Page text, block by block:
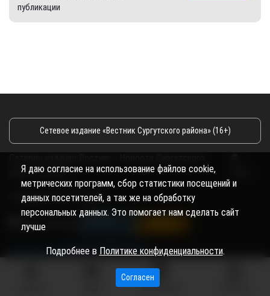
публикации
Сетевое издание «Вестник Сургутского района» (16+)
района и Югры
Copyright © 2018- 2026
МЫ НА КАРТЕ
Я даю согласие на использование файлов cookie,
метрических программ, сбор статистики посещений и
данных посетителей, а так же на обработку
персональных данных. Это помогает нам сделать сайт
лучше
Подробнее в Политике конфиденциальности.
Согласен